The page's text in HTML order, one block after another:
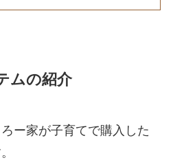
ムの紹介
ー家が子育てで購入した